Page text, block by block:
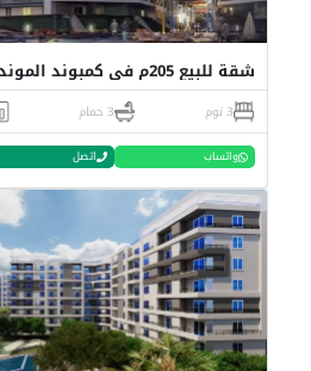
شقة للبيع 205م في كمبوند الموندو العاصمة الادارية
3 نوم 3 حمام
واتساب اتصل